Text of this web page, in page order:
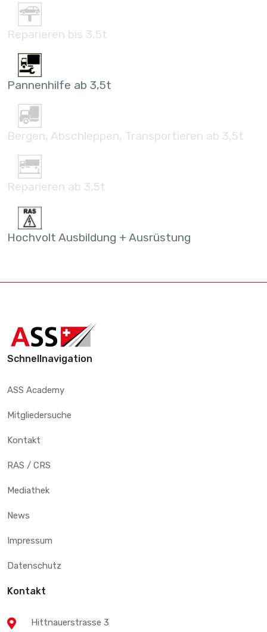
Reparieren bis 3,5t
Pannenhilfe ab 3,5t
Bergen, Abschleppen, Transportieren ab 3,5t
Reparieren ab 3,5t
Hochvolt Ausbildung + Ausrüstung
Schnellnavigation
ASS Academy
Mitgliedersuche
Kontakt
RAS / CRS
Mediathek
News
Impressum
Datenschutz
Kontakt
Hittnauerstrasse 3